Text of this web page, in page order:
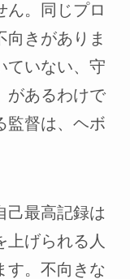
ん。同じプロ
向きがありま
ていない、守
があるわけで
監督は、ヘボ
己最高記録は
上げられる人
す。不向きな